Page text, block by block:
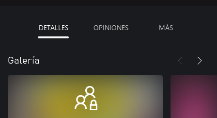
DETALLES OPINIONES MÁS
Galería